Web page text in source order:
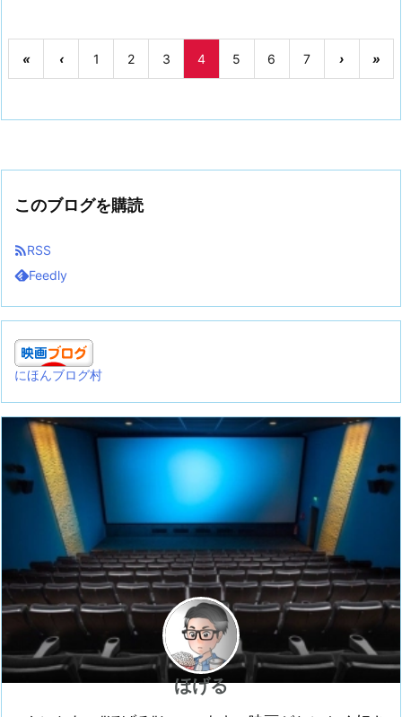
« ‹ 1 2 3 4 5 6 7 › »
このブログを購読
RSS
Feedly
にほんブログ村
ほげる